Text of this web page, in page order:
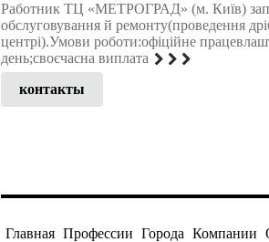
Работник ТЦ «МЕТРОГРАД» (м. Київ)
обслуговування й ремонту(проведення
центрі).Умови роботи:офіційне
день;своєчасна виплата
контакты
Главная Профессии Города Компании